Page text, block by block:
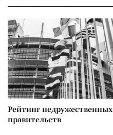
Рейтинг недружественных
правительств